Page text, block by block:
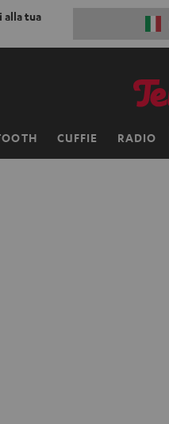
alla tua
CUFFIE RADIO